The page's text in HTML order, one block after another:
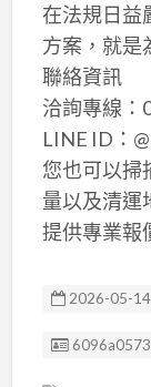
在法規日益
方案，就是
聯絡資訊
洽詢專線：
LINE ID：
您也可以掃
量以及清運
提供專業報
2026-05-
廣告编號